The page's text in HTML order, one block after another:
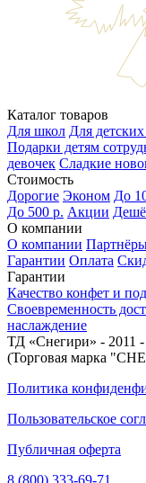
Каталог товаров
Для школ Для детских
Подарки детям
девочек Сладкие
Стоимость
Дорогие Эконом До
До 500 р. Акции
О компании
О компании
Гарантии Оплата
Гарантии
Качество конфет и
Своевременность
наслаждение
ТД «Снегири» - 2011 -
(Торговая марка
Политика
Пользовательское
Публичная оферта